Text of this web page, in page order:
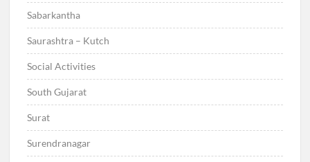
Sabarkantha
Saurashtra – Kutch
Social Activities
South Gujarat
Surat
Surendranagar